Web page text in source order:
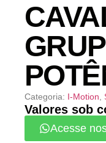
Categoria: I-Motion
Valores sob
Acesse